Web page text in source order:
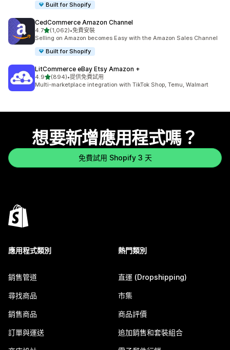
Built for Shopify
CedCommerce Amazon Channel
4.7滿分 5 顆星
(1,062)
共有 1062 則評價
•免費安裝
Selling on Amazon becomes Easy with the Amazon Sales Channel
Built for Shopify
LitCommerce eBay Etsy Amazon +
4.9滿分 5 顆星
(894)
共有 894 則評價
•提供免費試用
Multi-marketplace integration with TikTok Shop, Temu, Walmart
想要新增應用程式嗎？
免費試用 Shopify 3 天
應用程式類別
銷售管道
尋找商品
銷售商品
訂單與運送
熱門類別
直運 (Dropshipping)
市集
商品評價
追加銷售和套裝組合